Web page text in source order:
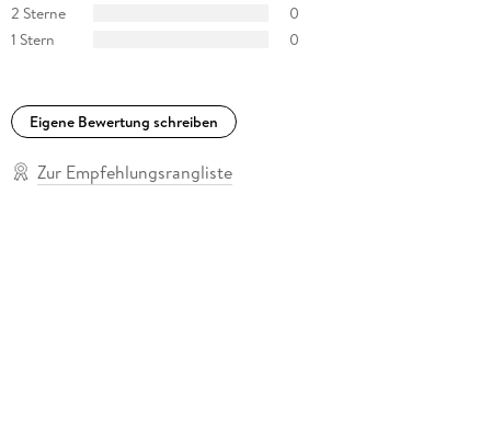
2 Sterne
0
1 Stern
0
Eigene Bewertung schreiben
Zur Empfehlungsrangliste